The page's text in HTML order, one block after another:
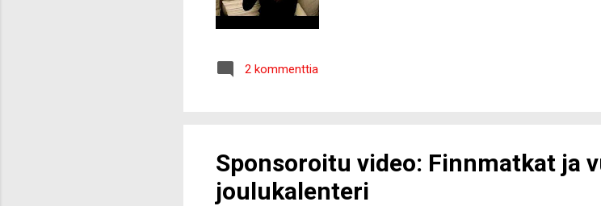
2 kommenttia
Sponsoroitu video: Finnmatkat ja
joulukalenteri